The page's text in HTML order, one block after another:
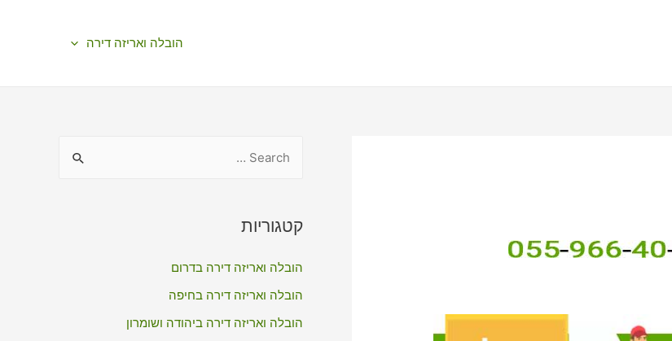
הובלה ואריזה דירה
r
h
f
o
קטגוריות
הובלה ואריזה דירה בדרום
הובלה ואריזה דירה בחיפה
הובלה ואריזה דירה ביהודה ושומרון